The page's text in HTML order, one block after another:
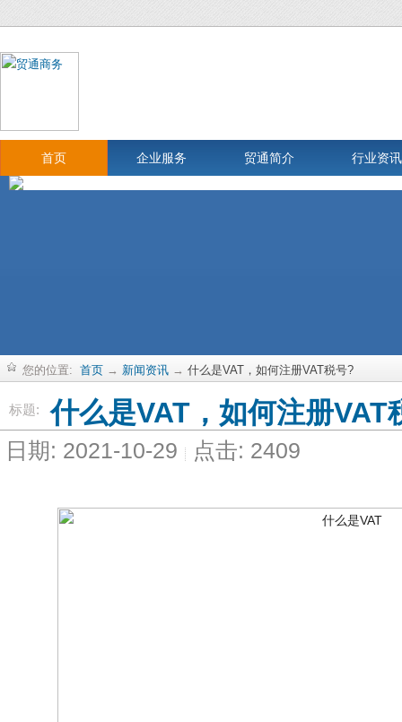
首页 企业服务 贸通简介 行业资讯
您的位置: 首页 → 新闻资讯 → 什么是VAT，如何注册VAT税号?
标题: 什么是VAT，如何注册VAT
日期: 2021-10-29 点击: 2409